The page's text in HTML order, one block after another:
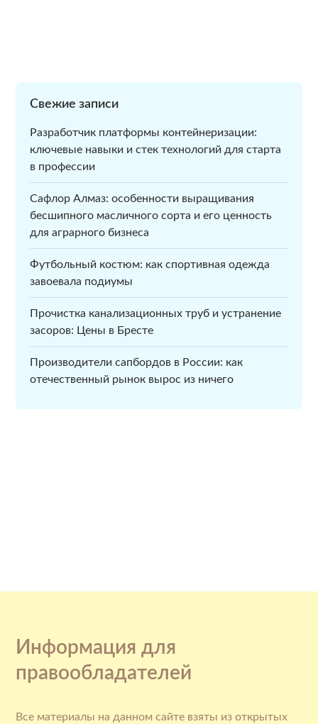
Свежие записи
Разработчик платформы контейнеризации:
ключевые навыки и стек технологий для старта
в профессии
Сафлор Алмаз: особенности выращивания
бесшипного масличного сорта и его ценность
для аграрного бизнеса
Футбольный костюм: как спортивная одежда
завоевала подиумы
Прочистка канализационных труб и устранение
засоров: Цены в Бресте
Производители сапбордов в России: как
отечественный рынок вырос из ничего
Информация для
правообладателей
Все материалы на данном сайте взяты из открытых